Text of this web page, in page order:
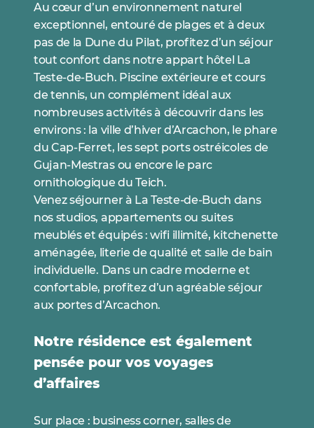
Au cœur d’un environnement naturel
exceptionnel, entouré de plages et à deux
pas de la Dune du Pilat, profitez d’un séjour
tout confort dans notre appart hôtel La
Teste-de-Buch. Piscine extérieure et cours
de tennis, un complément idéal aux
nombreuses activités à découvrir dans les
environs : la ville d’hiver d’Arcachon, le phare
du Cap-Ferret, les sept ports ostréicoles de
Gujan-Mestras ou encore le parc
ornithologique du Teich.
Venez séjourner à La Teste-de-Buch dans
nos studios, appartements ou suites
meublés et équipés : wifi illimité, kitchenette
aménagée, literie de qualité et salle de bain
individuelle. Dans un cadre moderne et
confortable, profitez d’un agréable séjour
aux portes d’Arcachon.
Notre résidence est également
pensée pour vos voyages
d’affaires
Sur place : business corner, salles de